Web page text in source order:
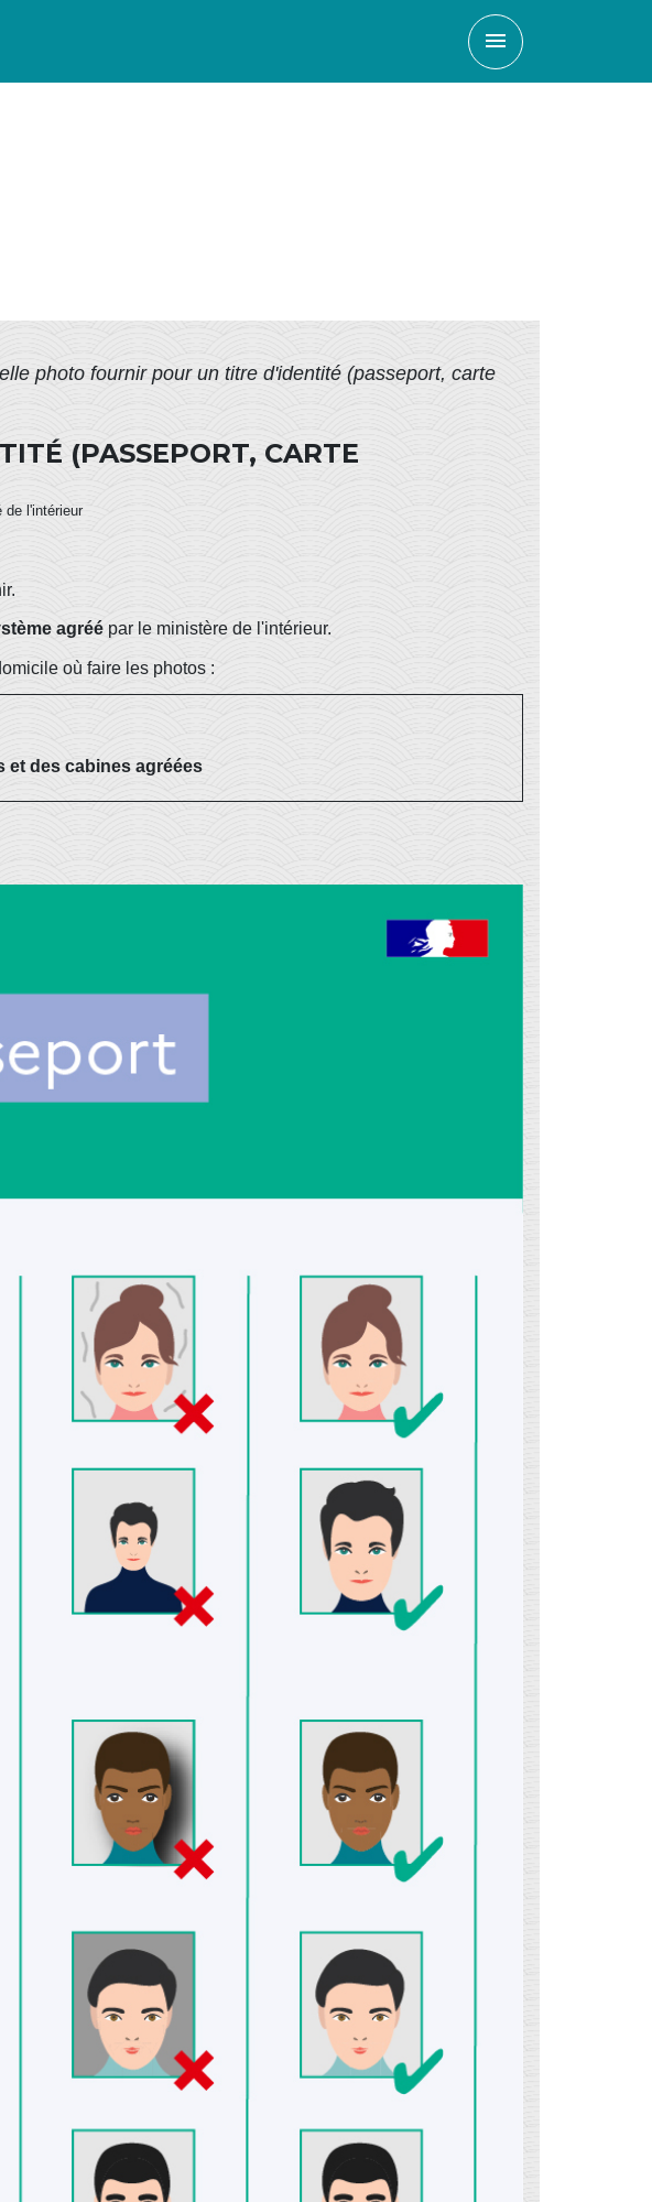
menu
photo fournir pour un titre d'identité (passeport, carte
(PASSEPORT, CARTE
de l'intérieur
agréé par le ministère de l'intérieur.
où faire les photos :
des cabines agréées